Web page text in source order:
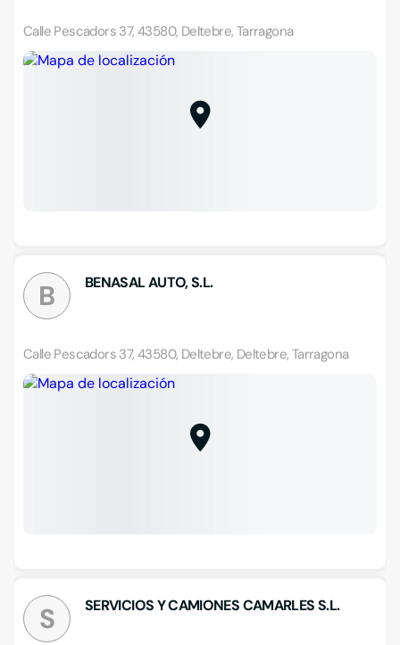
Calle Pescadors 37, 43580, Deltebre, Tarragona
B BENASAL AUTO, S.L.
Calle Pescadors 37, 43580, Deltebre, Deltebre, Tarragona
S SERVICIOS Y CAMIONES CAMARLES S.L.